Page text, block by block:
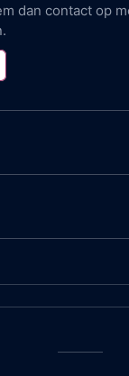
dan contact op